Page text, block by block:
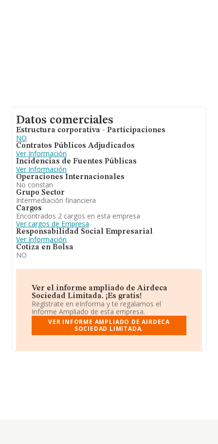
Datos comerciales
Estructura corporativa - Participaciones
NO
Contratos Públicos Adjudicados
Ver Información
Incidencias de Fuentes Públicas
Ver Información
Operaciones Internacionales
No constan
Grupo Sector
Intermediación financiera
Cargos
Encontrados 2 cargos en esta empresa
Ver cargos de Empresa
Responsabilidad Social Empresarial
Ver Información
Cotiza en Bolsa
NO
Ver el informe ampliado de Airdeca
Sociedad Limitada. ¡Es gratis!
Regístrate en eInforma y te regalamos el
Informe Ampliado de esta empresa.
VER INFORME AMPLIADO DE AIRDECA
SOCIEDAD LIMITADA.